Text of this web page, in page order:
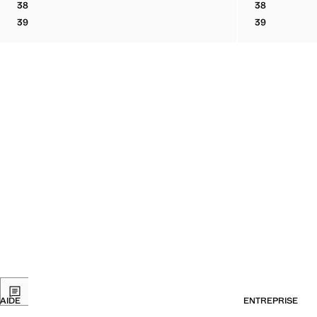
38BOTTINES EN CUIR BOVIN À LACETS
39BOTTINES EN CUIR BOVIN À LACETS
38BOTTINES
39BOTTINES
AIDE ENTREPRISE